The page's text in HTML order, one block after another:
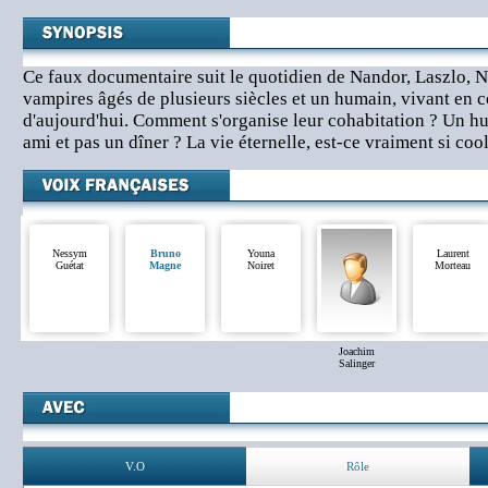
Ce faux documentaire suit le quotidien de Nandor, Laszlo,
vampires âgés de plusieurs siècles et un humain, vivant en
d'aujourd'hui. Comment s'organise leur cohabitation ? Un
ami et pas un dîner ? La vie éternelle, est-ce vraiment si
Nessym
Guétat
Bruno
Magne
Youna
Noiret
Joachim
Salinger
Laurent
Morteau
V.O Rôle